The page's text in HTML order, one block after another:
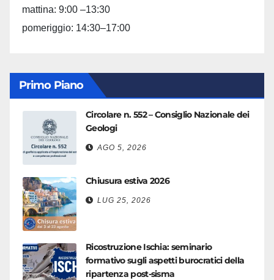
mattina: 9:00 –13:30
pomeriggio: 14:30–17:00
Primo Piano
Circolare n. 552 – Consiglio Nazionale dei
Geologi
AGO 5, 2026
Chiusura estiva 2026
LUG 25, 2026
Ricostruzione Ischia: seminario
formativo sugli aspetti burocratici della
ripartenza post-sisma